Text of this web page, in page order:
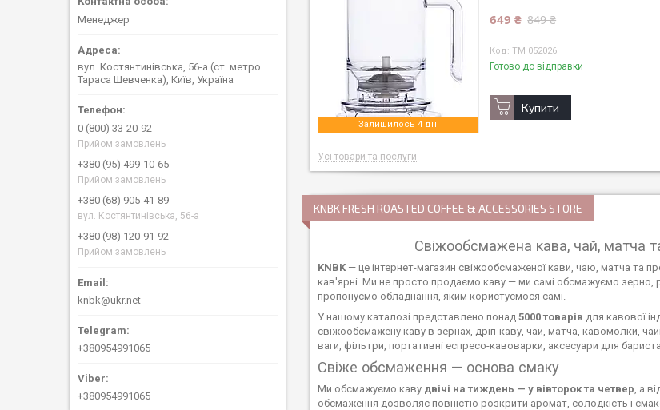
Залишилось 4 дні
649 ₴ 849 ₴
TM 052026
Готово до відправки
Купити
Усі товари та послуги
KNBK FRESH ROASTED COFFEE & ACCESSORIES STORE
Свіжообсмажена кава, чай, матча
KNBK — це інтернет-магазин свіжообсмаженої кави, чаю, матча та
кав'ярні. Ми не просто продаємо каву — ми самі обсмажуємо
пропонуємо обладнання, яким користуємося самі.
У нашому каталозі представлено понад 5000 товарів для кавової
свіжообсмажену каву в зернах, дріп-каву, чай, матча, кавомолки,
ваги, фільтри, портативні еспресо-кавоварки, аксесуари для
Свіже обсмаження — основа смаку
Ми обсмажуємо каву двічі на тиждень — у вівторок та четвер, а
обсмаження дозволяє повністю розкрити аромат, солодкість і
Менеджер
вул. Костянтинівська, 56-а (ст. метро
Тараса Шевченка), Київ, Україна
0 (800) 33-20-92
Прийом замовлень
+380 (95) 499-10-65
Прийом замовлень
+380 (68) 905-41-89
вул. Костянтинівська, 56-а
+380 (98) 120-91-92
Прийом замовлень
knbk@ukr.net
+380954991065
+380954991065